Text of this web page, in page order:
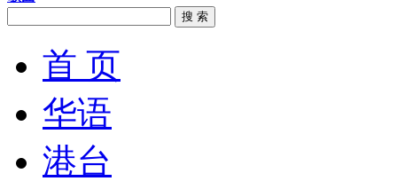
搜 索
首 页
华语
港台